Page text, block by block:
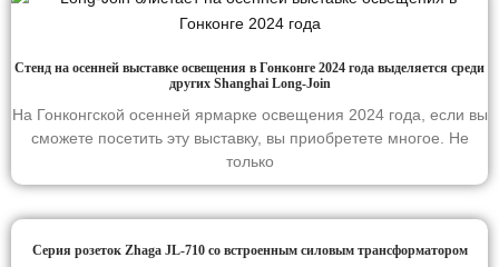
Стенд на осенней выставке освещения в Гонконге 2024 года выделяется среди
других Shanghai Long-Join
На Гонконгской осенней ярмарке освещения 2024 года, если вы
сможете посетить эту выставку, вы приобретете многое. Не
только
Серия розеток Zhaga JL-710 со встроенным силовым трансформатором